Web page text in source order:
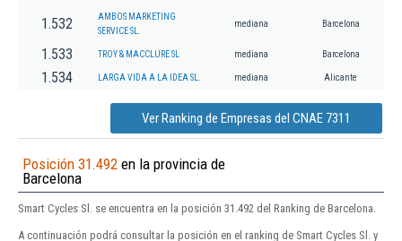
1.532
AMBOS MARKETING
SERVICE SL.
mediana Barcelona
1.533 TROY & MACCLURE SL mediana Barcelona
1.534 LARGA VIDA A LA IDEA SL. mediana Alicante
Ver Ranking de Empresas del CNAE 7311
Posición 31.492 en la provincia de
Barcelona
Smart Cycles Sl. se encuentra en la posición 31.492 del Ranking de Barcelona.
A continuación podrá consultar la posición en el ranking de Smart Cycles Sl. y